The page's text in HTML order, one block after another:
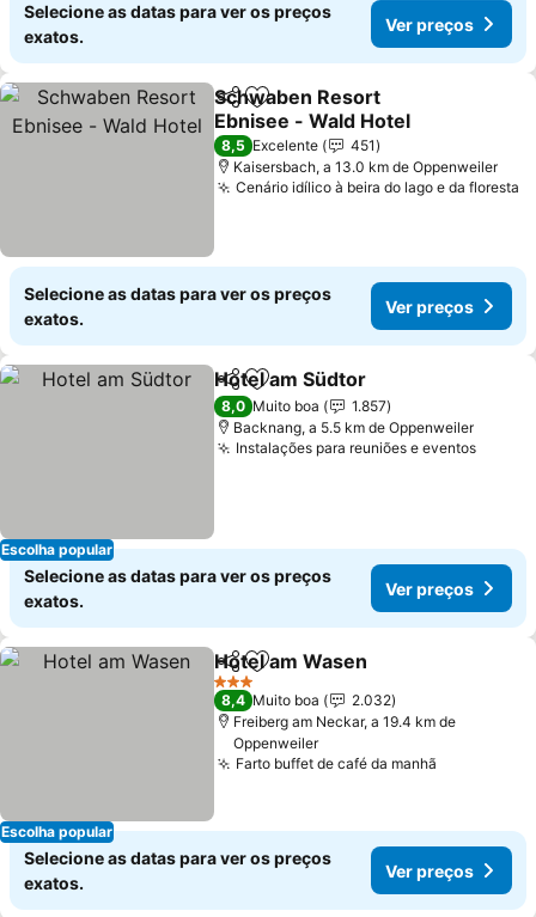
Selecione as datas para ver os preços
exatos.
Ver preços
PartilharAdicionar aos favoritos
Schwaben Resort
Ebnisee - Wald Hotel
Ver preços
8,5 Excelente
451
Kaisersbach, a 13.0 km de Oppenweiler
Cenário idílico à beira do lago e da floresta
Selecione as datas para ver os preços
exatos.
Ver preços
Escolha popular
PartilharAdicionar aos favoritos
Hotel am Südtor
8,0 Muito boa
1.857
Backnang, a 5.5 km de Oppenweiler
Instalações para reuniões e eventosVer
Selecione as datas para ver os preços
exatos.
Ver preços
Escolha popular
PartilharAdicionar aos favoritos
Hotel am Wasen
3 Estrelas
8,4 Muito boa
2.032
Freiberg am Neckar, a 19.4 km de
Oppenweiler
Farto buffet de café da manhã
Selecione as datas para ver os preços
exatos.
Ver preços